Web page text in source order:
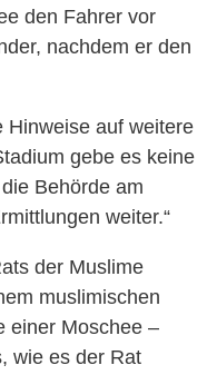
den Fahrer vor
nachdem er den
Hinweise auf weitere
gebe es keine
Behörde am
weiter.“
der Muslime
muslimischen
einer Moschee –
wie es der Rat